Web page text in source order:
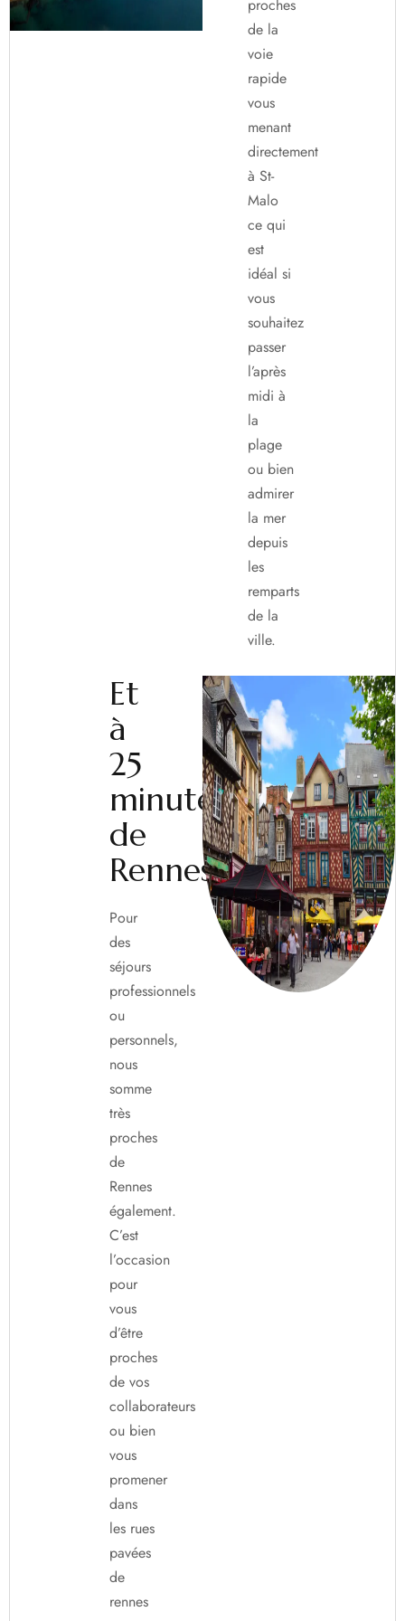
proches
de la
voie
rapide
vous
menant
directement
à St-
Malo
ce qui
est
idéal si
vous
souhaitez
passer
l’après
midi à
la
plage
ou bien
admirer
la mer
depuis
les
remparts
de la
ville.
Et
à
25
minutes
de
Rennes...
Pour
des
séjours
professionnels
ou
personnels,
nous
somme
très
proches
de
Rennes
également.
C’est
l’occasion
pour
vous
d’être
proches
de vos
collaborateurs
ou bien
vous
promener
dans
les rues
pavées
de
rennes